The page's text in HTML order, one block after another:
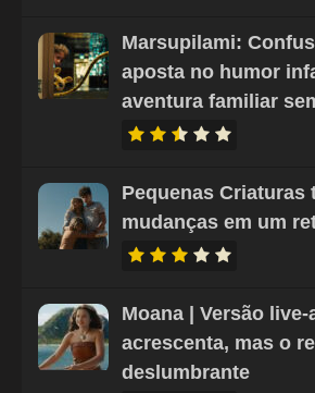
Marsupilami:
aposta no humor
aventura familiar
Pequenas Criaturas
mudanças em um
Moana | Versão
acrescenta, mas o
deslumbrante